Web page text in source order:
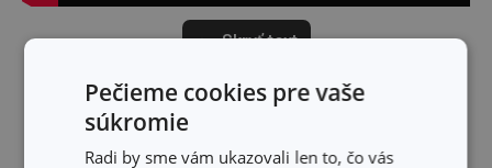
Skryť text
Pečieme cookies pre vaše
súkromie
Radi by sme vám ukazovali len to, čo vás